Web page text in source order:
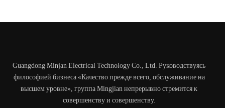
Guangdong Minjan Electrical Technology Co., Ltd. Руководствуясь
философией бизнеса «Качество прежде всего, обслуживание на
высшем уровне», группа Mingjian непрерывно стремится к
совершенству и совершенству.